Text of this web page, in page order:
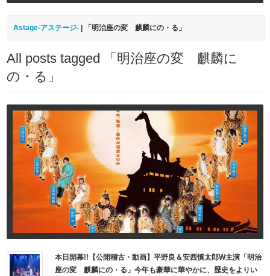
Astage-アステージ- 「明治座の変 麒麟にの・る」
All posts tagged 「明治座の変 麒麟に
の・る」
本日開幕!!【公開稽古・動画】平野良＆安西慎太郎W主演「明治
座の変 麒麟にの・る」今年も豪華に華やかに、歴史をよりい